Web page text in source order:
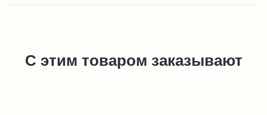
С этим товаром заказывают